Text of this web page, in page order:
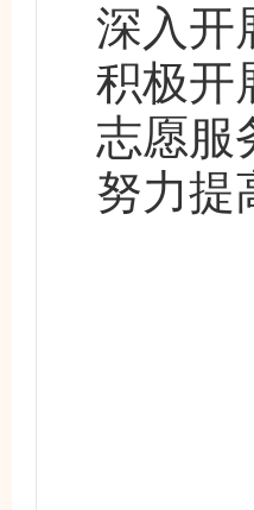
深入开
积极开
志愿服
努力提